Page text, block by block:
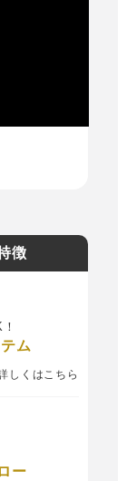
徴
ム
しくはこちら
ー